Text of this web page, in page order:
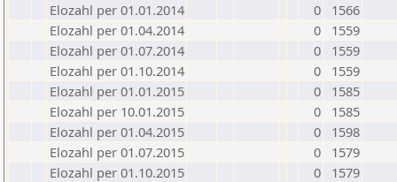
Elozahl per 01.01.2014
0
1566
Elozahl per 01.04.2014
0
1559
Elozahl per 01.07.2014
0
1559
Elozahl per 01.10.2014
0
1559
Elozahl per 01.01.2015
0
1585
Elozahl per 10.01.2015
0
1585
Elozahl per 01.04.2015
0
1598
Elozahl per 01.07.2015
0
1579
Elozahl per 01.10.2015
0
1579